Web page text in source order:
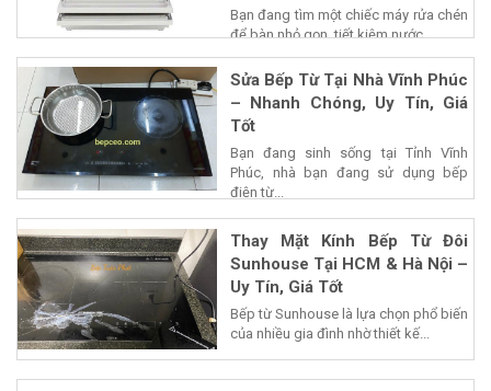
Bạn đang tìm một chiếc máy rửa chén
để bàn nhỏ gọn, tiết kiệm nước...
Sửa Bếp Từ Tại Nhà Vĩnh Phúc
– Nhanh Chóng, Uy Tín, Giá
Tốt
Bạn đang sinh sống tại Tỉnh Vĩnh
Phúc, nhà bạn đang sử dụng bếp
điện từ...
Thay Mặt Kính Bếp Từ Đôi
Sunhouse Tại HCM & Hà Nội –
Uy Tín, Giá Tốt
Bếp từ Sunhouse là lựa chọn phổ biến
của nhiều gia đình nhờ thiết kế...